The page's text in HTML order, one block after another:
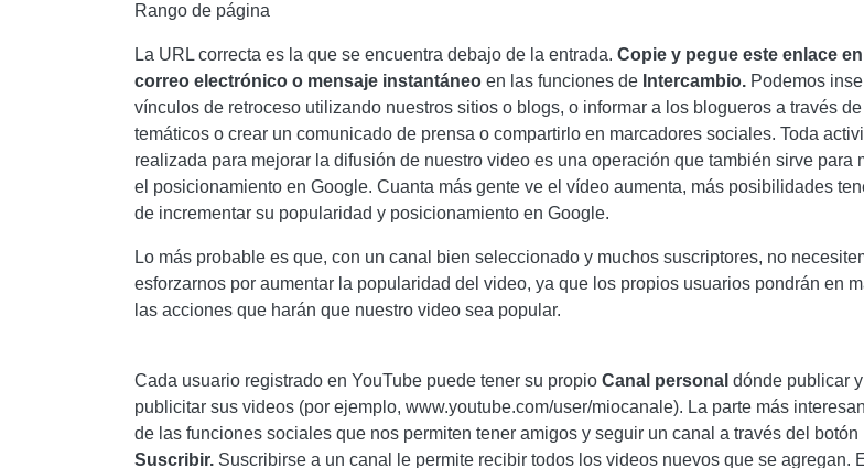
Rango de página
La URL correcta es la que se encuentra debajo de la entrada. Copie y pegue este enlace
correo electrónico o mensaje instantáneo en las funciones de Intercambio. Podemos
vínculos de retroceso utilizando nuestros sitios o blogs, o informar a los blogueros a través
temáticos o crear un comunicado de prensa o compartirlo en marcadores sociales. Toda
realizada para mejorar la difusión de nuestro video es una operación que también sirve para
el posicionamiento en Google. Cuanta más gente ve el vídeo aumenta, más posibilidades
de incrementar su popularidad y posicionamiento en Google.
Lo más probable es que, con un canal bien seleccionado y muchos suscriptores, no
esforzarnos por aumentar la popularidad del video, ya que los propios usuarios pondrán en
las acciones que harán que nuestro video sea popular.
Cada usuario registrado en YouTube puede tener su propio Canal personal dónde publicar y
publicitar sus videos (por ejemplo, www.youtube.com/user/miocanale). La parte más
de las funciones sociales que nos permiten tener amigos y seguir un canal a través del botón
Suscribir. Suscribirse a un canal le permite recibir todos los videos nuevos que se agregan.